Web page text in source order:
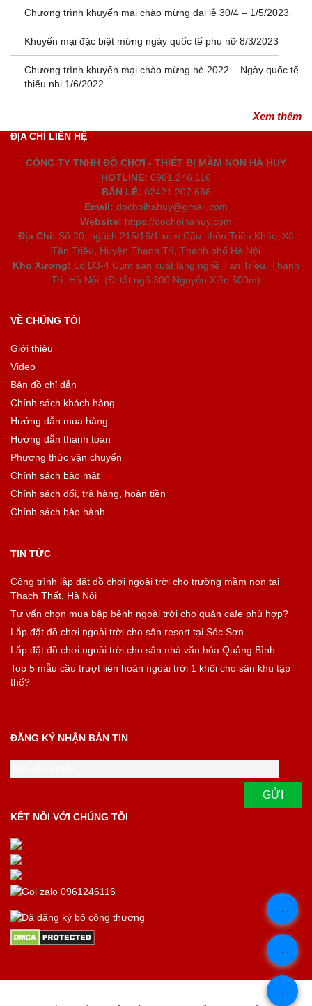
Chương trình khuyến mại chào mừng đại lễ 30/4 – 1/5/2023
Khuyến mại đặc biệt mừng ngày quốc tế phụ nữ 8/3/2023
Chương trình khuyến mại chào mừng hè 2022 – Ngày quốc tế
thiếu nhi 1/6/2022
Xem thêm
ĐỊA CHỈ LIÊN HỆ
CÔNG TY TNHH ĐỒ CHƠI - THIẾT BỊ MẦM NON HÀ HUY
HOTLINE: 0961.246.116
BÁN LẺ: 02421.207.666
Email: dochoihahuy@gmail.com
Website: https://dochoihahuy.com
Địa Chỉ: Số 20, ngách 215/16/1 xóm Cầu, thôn Triều Khúc, Xã
Tân Triều, Huyện Thanh Trì, Thành phố Hà Nội
Kho Xưởng: Lô D3-4 Cụm sản xuất làng nghề Tân Triều, Thanh
Trì, Hà Nội. (Đi tắt ngõ 300 Nguyễn Xiển 500m)
VỀ CHÚNG TÔI
Giới thiệu
Video
Bản đồ chỉ dẫn
Chính sách khách hàng
Hướng dẫn mua hàng
Hướng dẫn thanh toán
Phương thức vận chuyển
Chính sách bảo mật
Chính sách đổi, trả hàng, hoàn tiền
Chính sách bảo hành
TIN TỨC
Công trình lắp đặt đồ chơi ngoài trời cho trường mầm non tại
Thạch Thất, Hà Nội
Tư vấn chọn mua bập bênh ngoài trời cho quán cafe phù hợp?
Lắp đặt đồ chơi ngoài trời cho sân resort tại Sóc Sơn
Lắp đặt đồ chơi ngoài trời cho sân nhà văn hóa Quảng Bình
Top 5 mẫu cầu trượt liên hoàn ngoài trời 1 khối cho sân khu tập
thể?
ĐĂNG KÝ NHẬN BẢN TIN
KẾT NỐI VỚI CHÚNG TÔI
.
.
.